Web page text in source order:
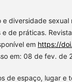
e diversidade
de práticas.
em https://
em: 08 de fev. de
de espaço, lugar e